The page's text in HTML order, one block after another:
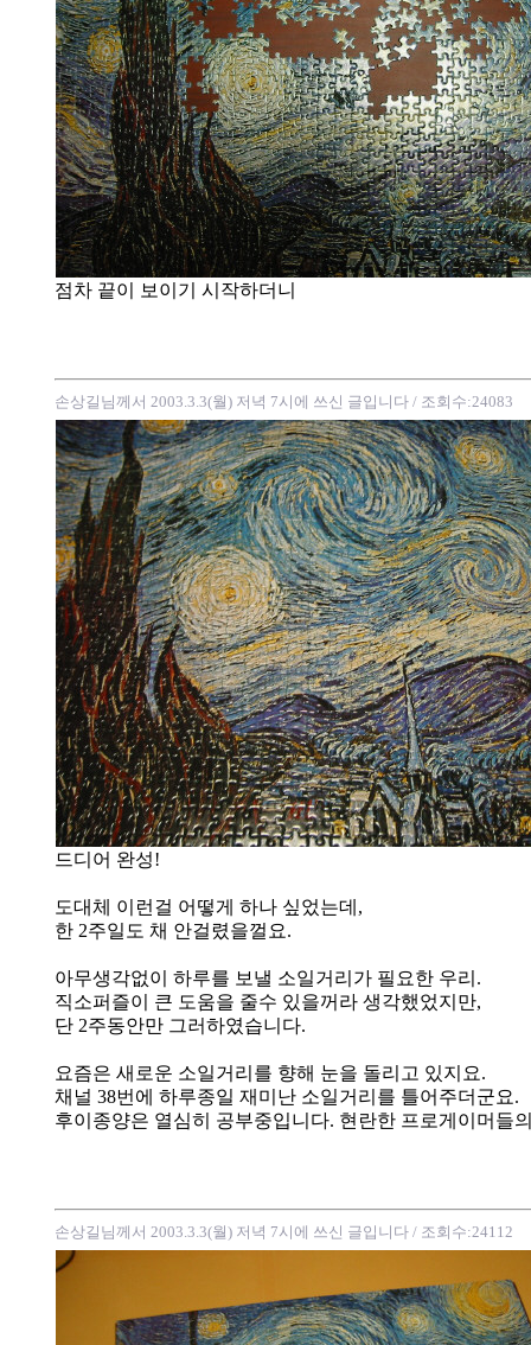
점차 끝이 보이기 시작하더니
손상길님께서 2003.3.3(월) 저녁 7시에 쓰신 글입니다 / 조회수:24083
드디어 완성!
도대체 이런걸 어떻게 하나 싶었는데,
한 2주일도 채 안걸렸을껄요.
아무생각없이 하루를 보낼 소일거리가 필요한 우리.
직소퍼즐이 큰 도움을 줄수 있을꺼라 생각했었지만,
단 2주동안만 그러하였습니다.
요즘은 새로운 소일거리를 향해 눈을 돌리고 있지요.
채널 38번에 하루종일 재미난 소일거리를 틀어주더군요.
후이종양은 열심히 공부중입니다. 현란한 프로게이머들
손상길님께서 2003.3.3(월) 저녁 7시에 쓰신 글입니다 / 조회수:24112